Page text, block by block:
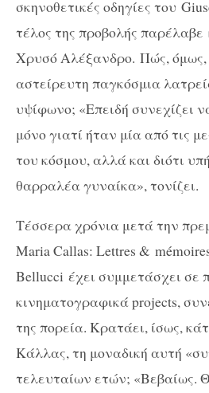
σκηνοθετικές οδηγίες του
τέλος της προβολής παρέλαβε
Χρυσό Αλέξανδρο. Πώς, όμως,
αστείρευτη παγκόσμια
υψίφωνο; «Επειδή συνεχίζει
μόνο γιατί ήταν μία από τις
του κόσμου, αλλά και διότι
θαρραλέα γυναίκα», τονίζει.
Τέσσερα χρόνια μετά την
MariaCallas: Lettres &
Bellucci έχει συμμετάσχει σε
κινηματογραφικάprojects,
της πορεία. Κρατάει, ίσως,
Κάλλας, τη μοναδική αυτή
τελευταίων ετών; «Βεβαίως.